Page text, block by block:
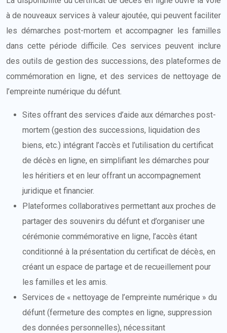
à de nouveaux services à valeur ajoutée, qui peuvent faciliter
les démarches post-mortem et accompagner les familles
dans cette période difficile. Ces services peuvent inclure
des outils de gestion des successions, des plateformes de
commémoration en ligne, et des services de nettoyage de
l’empreinte numérique du défunt.
Sites offrant des services d’aide aux démarches post-
mortem (gestion des successions, liquidation des
biens, etc.) intégrant l’accès et l’utilisation du certificat
de décès en ligne, en simplifiant les démarches pour
les héritiers et en leur offrant un accompagnement
juridique et financier.
Plateformes collaboratives permettant aux proches de
partager des souvenirs du défunt et d’organiser une
cérémonie commémorative en ligne, l’accès étant
conditionné à la présentation du certificat de décès, en
créant un espace de partage et de recueillement pour
les familles et les amis.
Services de « nettoyage de l’empreinte numérique » du
défunt (fermeture des comptes en ligne, suppression
des données personnelles), nécessitant